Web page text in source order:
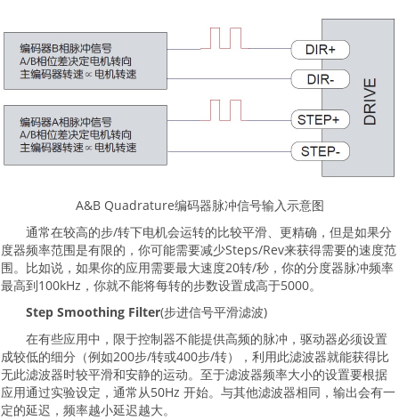
A&B Quadrature编码器脉冲信号输入示意图
通常在较高的步/转下电机会运转的比较平滑、更精确，但是如果分
度器频率范围是有限的，你可能需要减少Steps/Rev来获得需要的速度范
围。比如说，如果你的应用需要最大速度20转/秒，你的分度器脉冲频率
最高到100kHz，你就不能将每转的步数设置成高于5000。
Step Smoothing Filter(步进信号平滑滤波)
在有些应用中，限于控制器不能提供高频的脉冲，驱动器必须设置
成较低的细分（例如200步/转或400步/转），利用此滤波器就能获得比
无此滤波器时较平滑和安静的运动。至于滤波器频率大小的设置要根据
应用通过实验设定，通常从50Hz 开始。与其他滤波器相同，输出会有一
定的延迟，频率越小延迟越大。